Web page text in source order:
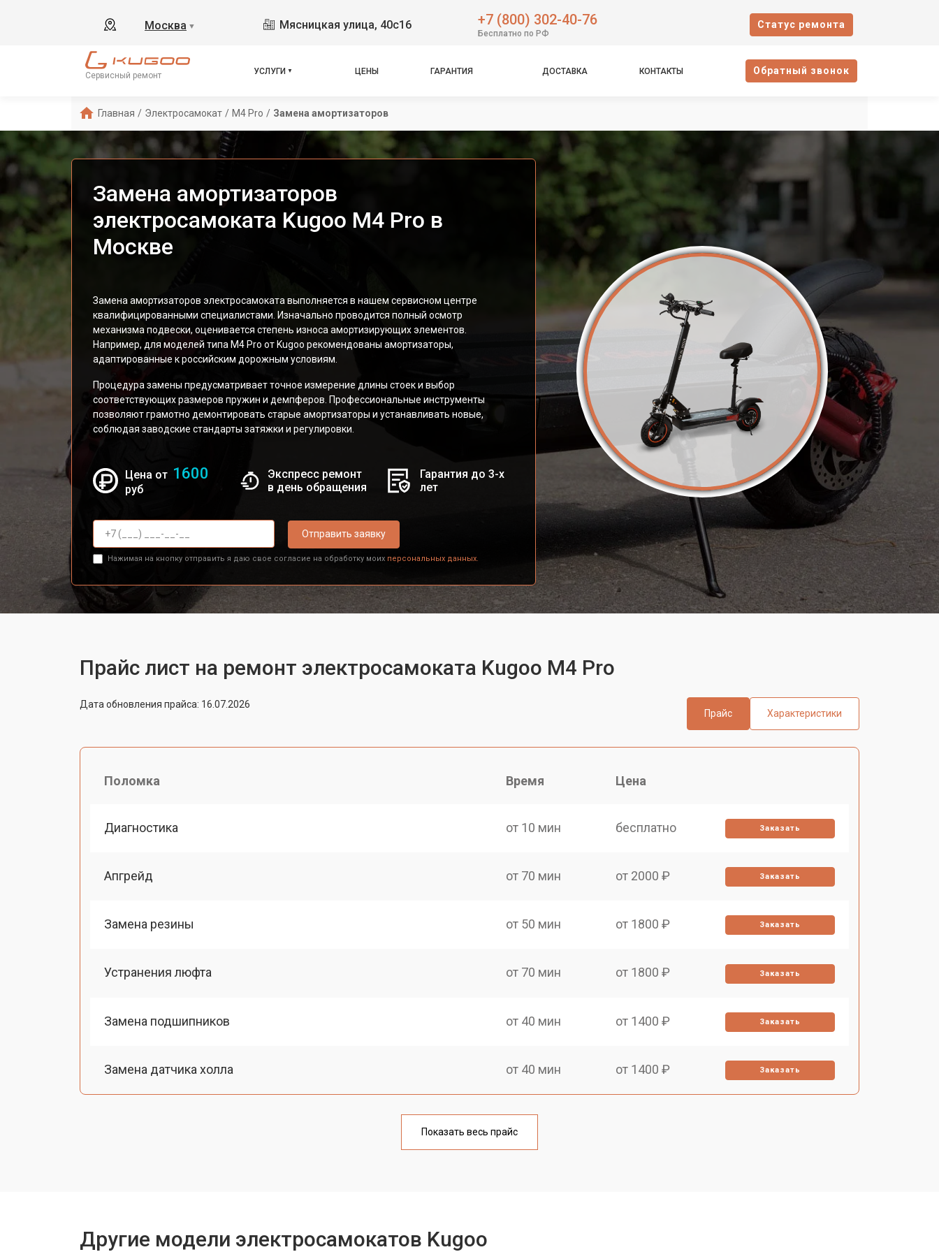
Москва ▼ Мясницкая улица, 40с16 +7 (800) 302-40-76
Бесплатно по РФ
Cтатус ремонта
Сервисный ремонт УСЛУГИ ЦЕНЫ ГАРАНТИЯ ДОСТАВКА КОНТАКТЫ Oбратный звонок
Главная / Электросамокат / M4 Pro / Замена амортизаторов
Замена амортизаторов
электросамоката Kugoo M4 Pro в
Москве
Замена амортизаторов электросамоката выполняется в нашем сервисном центре
квалифицированными специалистами. Изначально проводится полный осмотр
механизма подвески, оценивается степень износа амортизирующих элементов.
Например, для моделей типа M4 Pro от Kugoo рекомендованы амортизаторы,
адаптированные к российским дорожным условиям.
Процедура замены предусматривает точное измерение длины стоек и выбор
соответствующих размеров пружин и демпферов. Профессиональные инструменты
позволяют грамотно демонтировать старые амортизаторы и устанавливать новые,
соблюдая заводские стандарты затяжки и регулировки.
Цена от 1600
руб
Экспресс ремонт
в день обращения
Гарантия до 3-х
лет
Отправить заявку
Нажимая на кнопку отправить я даю свое согласие на обработку моих персональных данных.
Прайс лист на ремонт электросамоката Kugoo M4 Pro
Дата обновления прайса: 16.07.2026
Прайс
Характеристики
Поломка Время Цена
Диагностика от 10 мин бесплатно Заказать
Апгрейд от 70 мин от 2000 ₽ Заказать
Замена резины от 50 мин от 1800 ₽ Заказать
Устранения люфта от 70 мин от 1800 ₽ Заказать
Замена подшипников от 40 мин от 1400 ₽ Заказать
Замена датчика холла от 40 мин от 1400 ₽ Заказать
от 60 мин
Показать весь прайс
Другие модели электросамокатов Kugoo